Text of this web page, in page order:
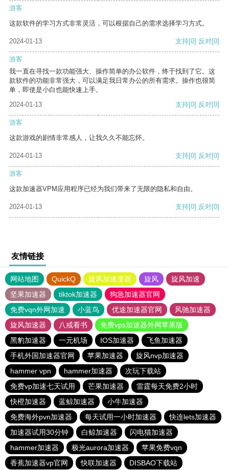
游客
这款软件的学习方式非常灵活，可以根据自己的需求选择学习方式。
2024-01-13 支持[0] 反对[0]
游客
我一直在寻找一款功能强大、操作简单的办公软件，终于找到了它。这
款软件的功能非常强大，可以满足我日常办公的所有需求。操作也很简
单，即使是小白也能快速上手。
2024-01-13
支持[0] 反对[0]
游客
这款游戏的剧情非常感人，让我久久不能忘怀。
2024-01-13 支持[0] 反对[0]
游客
这款加速器VPM应用程序已经为我们带来了无限的隐私和自由。
2024-01-13 支持[0] 反对[0]
友情链接
网站地图 QuickQ 旋风加速度器 旋风
旋风加速
坚果加速器
tiktok加速器
狗急加速器官网
免费vqn外网加速
小蓝鸟 优途加速器官网
风驰加速器
旋风加速器
八戒看书
免费vps加速器外网苹果版
黑豹加速器
一元机场 IOS加速器
飞鱼加速器
手机外国加速器官网
苹果加速器
旋风nvp加速器
hammer vpn
hammer加速器
次玩下载站
免费vp加速七天试用
芒果加速器
雷霆每天免费2小时
快橙加速器
蓝鲸加速器
小牛加速器
免费海外pvn加速器
每天试用一小时加速器
快连lets加速器
加速器试用30分钟
白鲸加速器
闪电猫加速器
hammer加速器
极光aurora加速器
苹果免费vqn
香蕉加速器vp官网
快联加速器 DISBAO下载站